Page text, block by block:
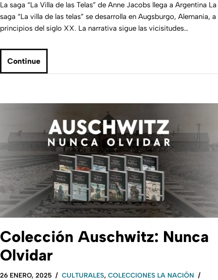
La saga “La Villa de las Telas” de Anne Jacobs llega a Argentina La
saga “La villa de las telas” se desarrolla en Augsburgo, Alemania, a
principios del siglo XX. La narrativa sigue las vicisitudes…
Continue
Colección Auschwitz: Nunca
Olvidar
26 ENERO, 2025 CULTURALES, COLECCIONES LA NACIÓN